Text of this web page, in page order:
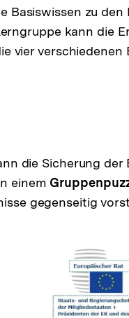
Basiswissen zu den
kann die
vier verschiedenen
die Sicherung der
einem
gegenseitig